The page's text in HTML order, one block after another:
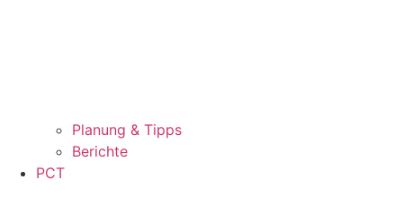
Planung & Tipps
Berichte
PCT